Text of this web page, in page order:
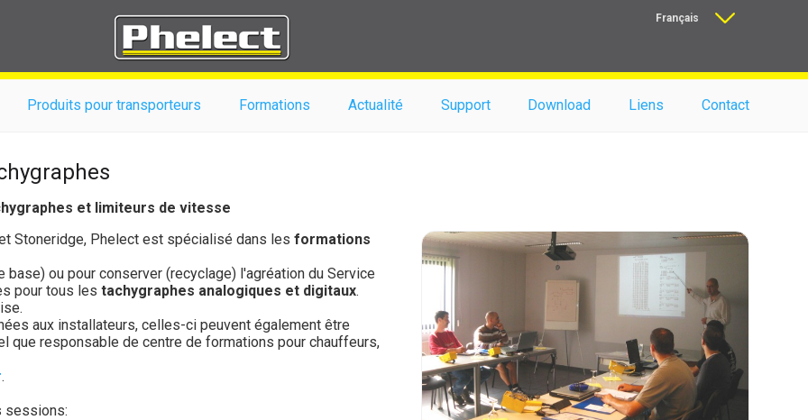
Français
Produits pour transporteurs Formations Actualité Support Download Liens Contact
et limiteurs de vitesse
Stoneridge, Phelect est spécialisé dans les formations
ou pour conserver (recyclage) l'agréation du Service
pour tous les tachygraphes analogiques et digitaux.
aux installateurs, celles-ci peuvent également être
que responsable de centre de formations pour chauffeurs,
.
sessions: